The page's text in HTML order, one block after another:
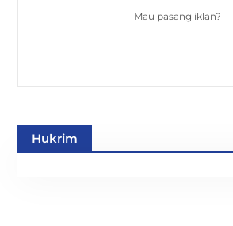
Mau pasang iklan?
Hukrim